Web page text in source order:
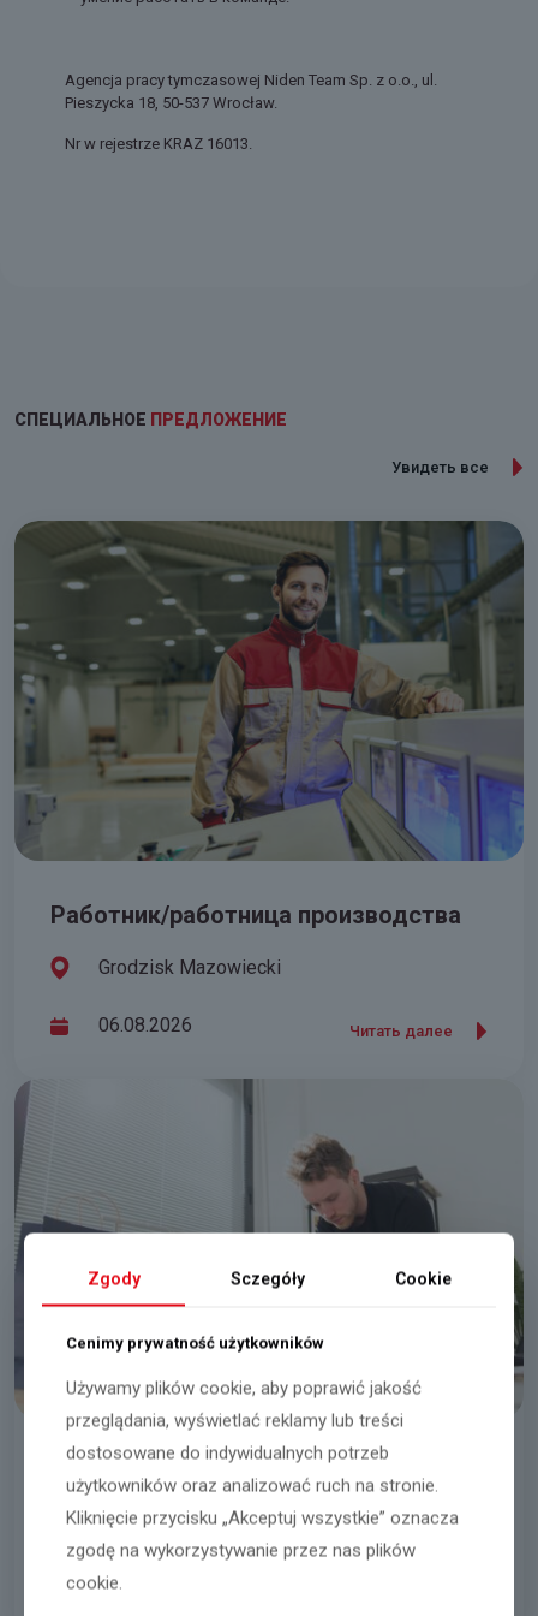
Agencja pracy tymczasowej Niden Team Sp. z o.o., ul.
Pieszycka 18, 50-537 Wrocław.
Nr w rejestrze KRAZ 16013.
СПЕЦИАЛЬНОЕ ПРЕДЛОЖЕНИЕ
Увидеть все
Работник/работница производства
Grodzisk Mazowiecki
06.08.2026 Читать далее
Сортировщик/ца одежды
Halinów ( 22 км от Варшавы)
03.08.2026
Zgody Sczegóły Cookie
Cenimy prywatność użytkowników
Używamy plików cookie, aby poprawić jakość
przeglądania, wyświetlać reklamy lub treści
dostosowane do indywidualnych potrzeb
użytkowników oraz analizować ruch na stronie.
Kliknięcie przycisku „Akceptuj wszystkie” oznacza
zgodę na wykorzystywanie przez nas plików
cookie.